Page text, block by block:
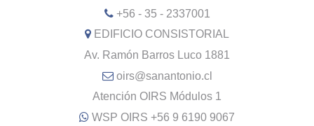
+56 - 35 - 2337001
EDIFICIO CONSISTORIAL
Av. Ramón Barros Luco 1881
oirs@sanantonio.cl
Atención OIRS Módulos 1
WSP OIRS +56 9 6190 9067